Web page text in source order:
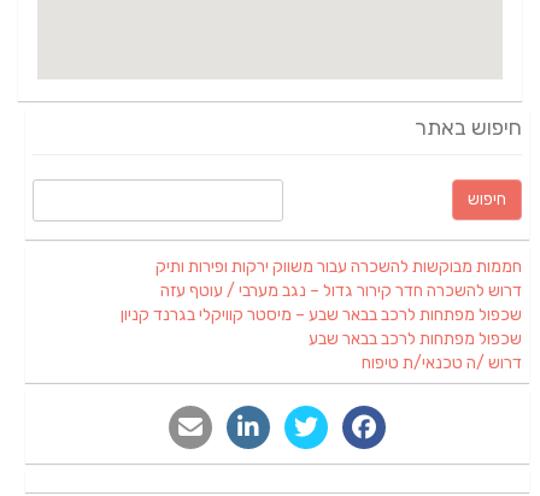
חיפוש באתר
חממות מבוקשות להשכרה עבור משווק ירקות ופירות ותיק
דרוש להשכרה חדר קירור גדול – נגב מערבי / עוטף עזה
שכפול מפתחות לרכב בבאר שבע – מיסטר קוויקלי בגרנד קניון
שכפול מפתחות לרכב בבאר שבע
דרוש /ה טכנאי/ת טיפוח